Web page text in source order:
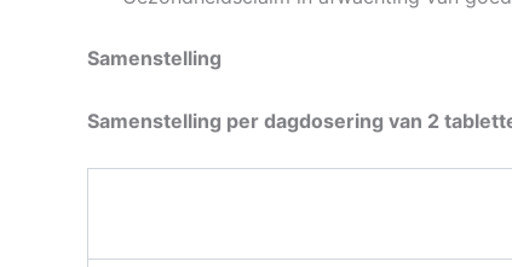
Samenstelling
Samenstelling per dagdosering van 2